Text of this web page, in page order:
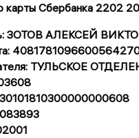
карты Сбербанка 2202
ЗОТОВ АЛЕКСЕЙ
ТУЛЬСКОЕ
30101810300000000608